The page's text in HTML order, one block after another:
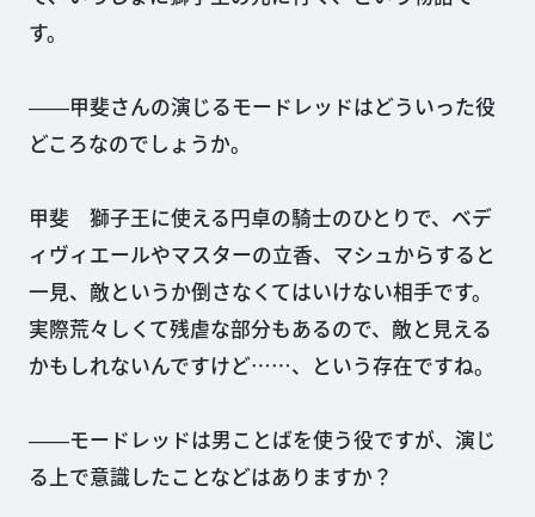
す。
――甲斐さんの演じるモードレッドはどういった役
どころなのでしょうか。
甲斐 獅子王に使える円卓の騎士のひとりで、ベデ
ィヴィエールやマスターの立香、マシュからすると
一見、敵というか倒さなくてはいけない相手です。
実際荒々しくて残虐な部分もあるので、敵と見える
かもしれないんですけど……、という存在ですね。
――モードレッドは男ことばを使う役ですが、演じ
る上で意識したことなどはありますか？